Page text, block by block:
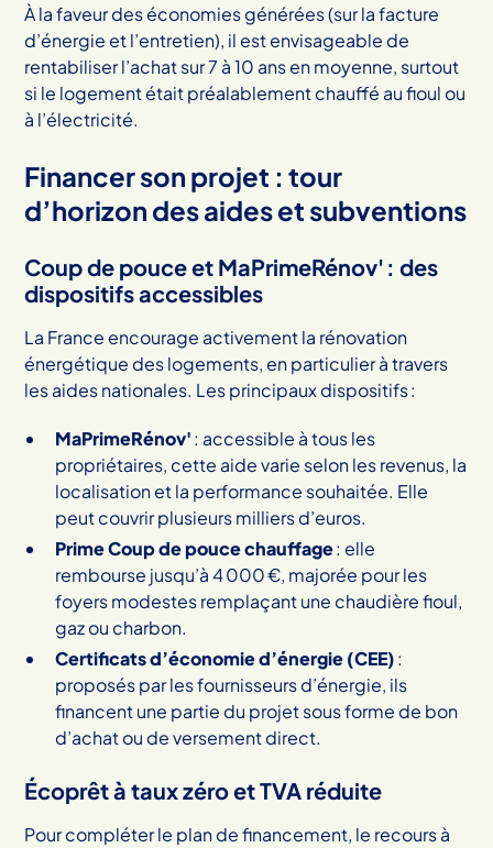
À la faveur des économies générées (sur la facture
d’énergie et l’entretien), il est envisageable de
rentabiliser l’achat sur 7 à 10 ans en moyenne, surtout
si le logement était préalablement chauffé au fioul ou
à l’électricité.
Financer son projet : tour
d’horizon des aides et subventions
Coup de pouce et MaPrimeRénov' : des
dispositifs accessibles
La France encourage activement la rénovation
énergétique des logements, en particulier à travers
les aides nationales. Les principaux dispositifs :
MaPrimeRénov': accessible à tous les
propriétaires, cette aide varie selon les revenus, la
localisation et la performance souhaitée. Elle
peut couvrir plusieurs milliers d’euros.
Prime Coup de pouce chauffage: elle
rembourse jusqu’à 4 000 €, majorée pour les
foyers modestes remplaçant une chaudière fioul,
gaz ou charbon.
Certificats d’économie d’énergie (CEE):
proposés par les fournisseurs d’énergie, ils
financent une partie du projet sous forme de bon
d’achat ou de versement direct.
Écoprêt à taux zéro et TVA réduite
Pour compléter le plan de financement, le recours à